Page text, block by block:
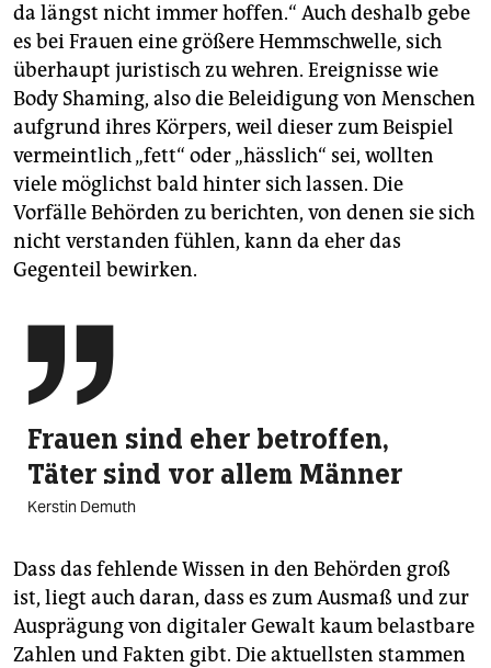
da längst nicht immer hoffen.“ Auch deshalb gebe
es bei Frauen eine größere Hemmschwelle, sich
überhaupt juristisch zu wehren. Ereignisse wie
Body Shaming, also die Beleidigung von Menschen
aufgrund ihres Körpers, weil dieser zum Beispiel
vermeintlich „fett“ oder „hässlich“ sei, wollten
viele möglichst bald hinter sich lassen. Die
Vorfälle Behörden zu berichten, von denen sie sich
nicht verstanden fühlen, kann da eher das
Gegenteil bewirken.

Frauen sind eher betroffen,
Täter sind vor allem Männer
Kerstin Demuth
Dass das fehlende Wissen in den Behörden groß
ist, liegt auch daran, dass es zum Ausmaß und zur
Ausprägung von digitaler Gewalt kaum belastbare
Zahlen und Fakten gibt. Die aktuellsten stammen